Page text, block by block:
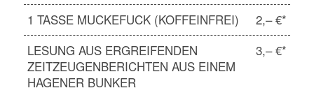
1 TASSE MUCKEFUCK (KOFFEINFREI)
2,– €*
LESUNG AUS ERGREIFENDEN
ZEITZEUGENBERICHTEN AUS EINEM
HAGENER BUNKER
3,– €*